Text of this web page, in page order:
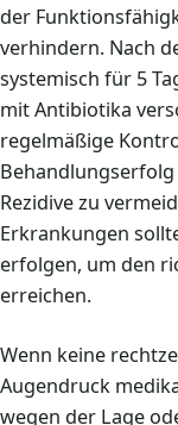
der
verhindern. Nach
systemisch für 5
mit Antibiotika
regelmäßige
Rezidive zu
Erkrankungen
erfolgen, um den
erreichen.
Wenn keine
Augendruck
wegen der Lage